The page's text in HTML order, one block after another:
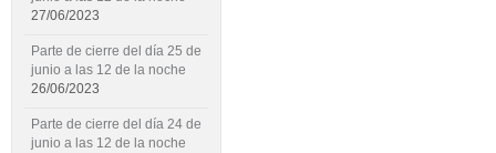
27/06/2023
Parte de cierre del día 25 de
junio a las 12 de la noche
26/06/2023
Parte de cierre del día 24 de
junio a las 12 de la noche